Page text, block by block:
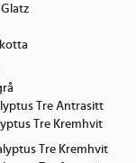
Tre Antrasitt
Tre Kremhvit
Tre Kremhvit